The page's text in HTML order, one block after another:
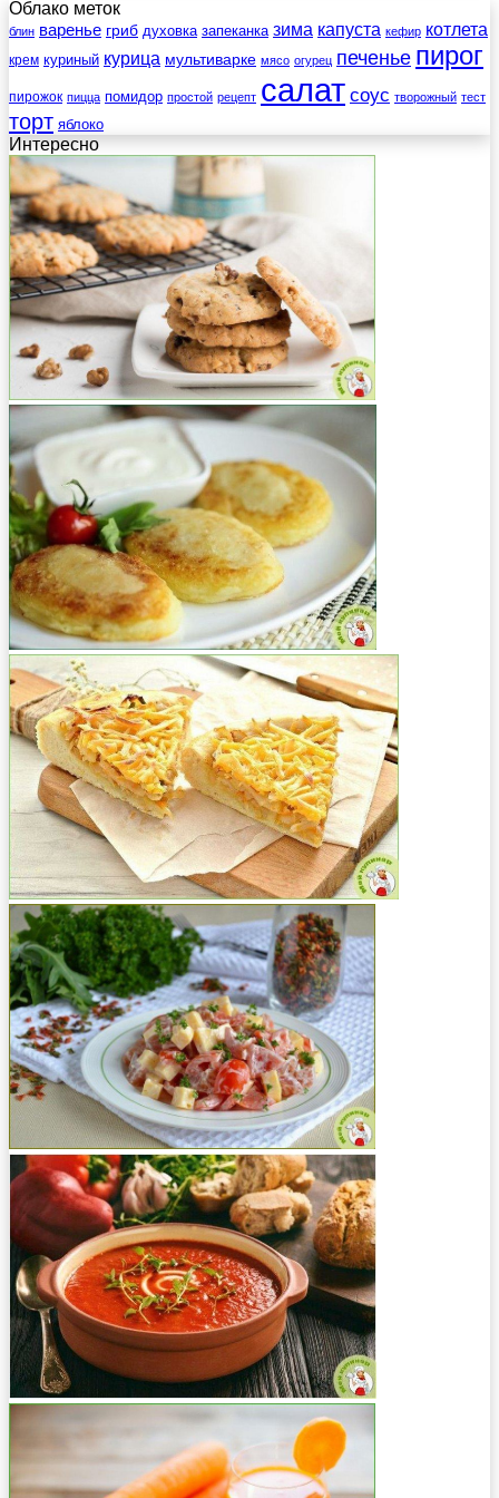
Облако меток
блин варенье гриб духовка запеканка зима капуста кефир котлета
крем куриный курица мультиварке мясо огурец печенье пирог
пирожок пицца помидор простой рецепт салат соус творожный тест
торт яблоко
Интересно